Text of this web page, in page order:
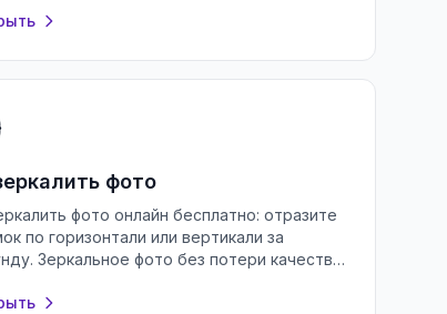
фото
фото онлайн бесплатно: отразите
по горизонтали или вертикали за
Зеркальное фото без потери качества